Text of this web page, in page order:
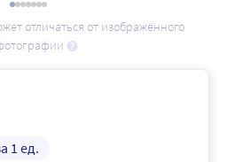
отличаться от изображённого
1 ед.